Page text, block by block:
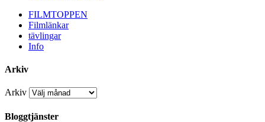
FILMTOPPEN
Filmlänkar
tävlingar
Info
Arkiv
Arkiv
Bloggtjänster